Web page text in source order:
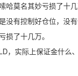
莫名其妙亏损了十几
没有控制好仓位，没
损了十几万。
，实际上保证金什么